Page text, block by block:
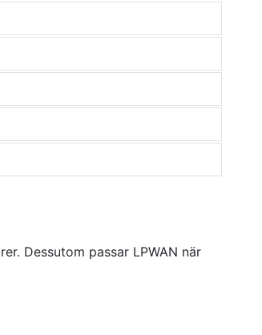
Dessutom passar LPWAN när